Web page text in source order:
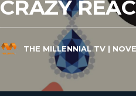
CRAZY
THE MILLENNIAL TV |